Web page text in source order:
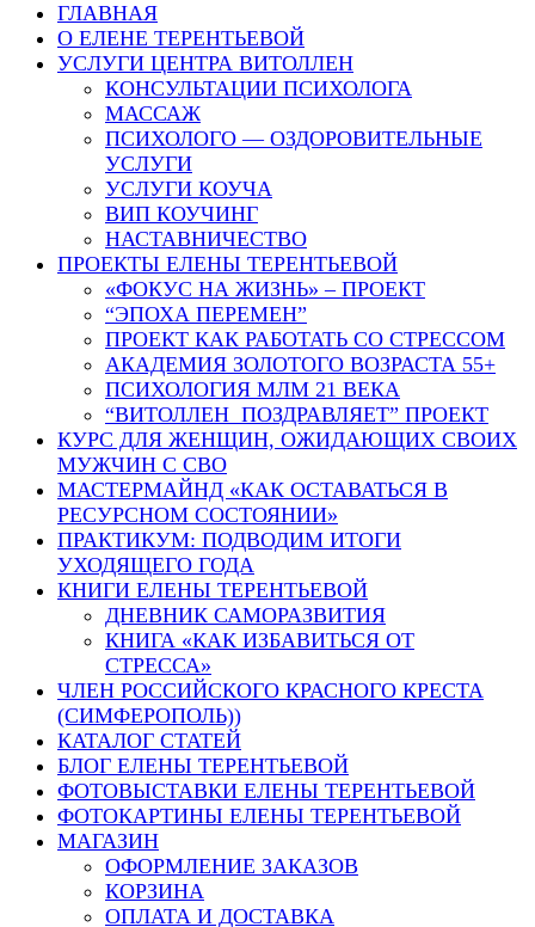
ГЛАВНАЯ
О ЕЛЕНЕ ТЕРЕНТЬЕВОЙ
УСЛУГИ ЦЕНТРА ВИТОЛЛЕН
КОНСУЛЬТАЦИИ ПСИХОЛОГА
МАССАЖ
ПСИХОЛОГО — ОЗДОРОВИТЕЛЬНЫЕ
УСЛУГИ
УСЛУГИ КОУЧА
ВИП КОУЧИНГ
НАСТАВНИЧЕСТВО
ПРОЕКТЫ ЕЛЕНЫ ТЕРЕНТЬЕВОЙ
«ФОКУС НА ЖИЗНЬ» – ПРОЕКТ
“ЭПОХА ПЕРЕМЕН”
ПРОЕКТ КАК РАБОТАТЬ СО СТРЕССОМ
АКАДЕМИЯ ЗОЛОТОГО ВОЗРАСТА 55+
ПСИХОЛОГИЯ МЛМ 21 ВЕКА
“ВИТОЛЛЕН ПОЗДРАВЛЯЕТ” ПРОЕКТ
КУРС ДЛЯ ЖЕНЩИН, ОЖИДАЮЩИХ СВОИХ
МУЖЧИН С СВО
МАСТЕРМАЙНД «КАК ОСТАВАТЬСЯ В
РЕСУРСНОМ СОСТОЯНИИ»
ПРАКТИКУМ: ПОДВОДИМ ИТОГИ
УХОДЯЩЕГО ГОДА
КНИГИ ЕЛЕНЫ ТЕРЕНТЬЕВОЙ
ДНЕВНИК САМОРАЗВИТИЯ
КНИГА «КАК ИЗБАВИТЬСЯ ОТ
СТРЕССА»
ЧЛЕН РОССИЙСКОГО КРАСНОГО КРЕСТА
(СИМФЕРОПОЛЬ))
КАТАЛОГ СТАТЕЙ
БЛОГ ЕЛЕНЫ ТЕРЕНТЬЕВОЙ
ФОТОВЫСТАВКИ ЕЛЕНЫ ТЕРЕНТЬЕВОЙ
ФОТОКАРТИНЫ ЕЛЕНЫ ТЕРЕНТЬЕВОЙ
МАГАЗИН
ОФОРМЛЕНИЕ ЗАКАЗОВ
КОРЗИНА
ОПЛАТА И ДОСТАВКА